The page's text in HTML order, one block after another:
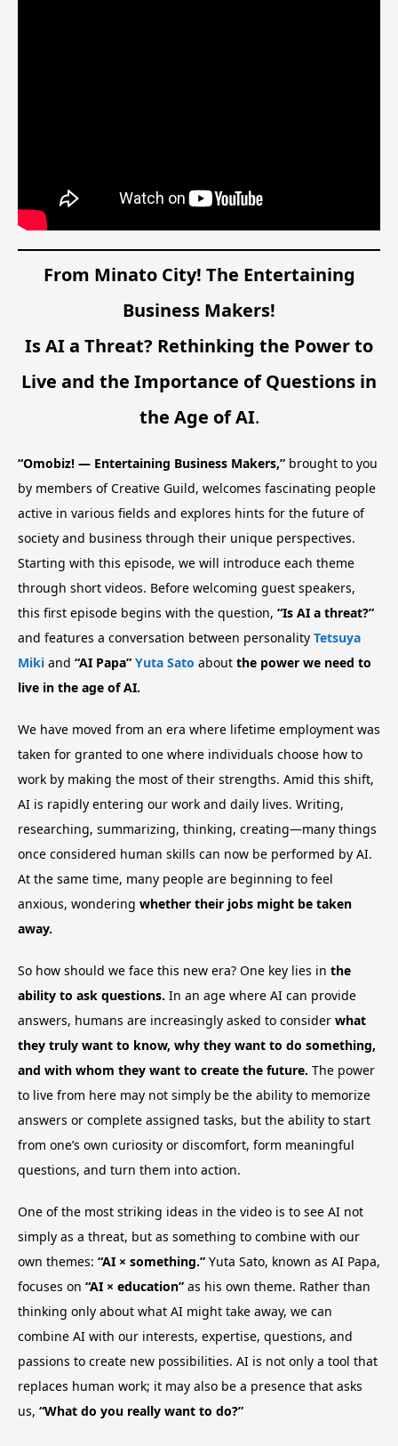
From Minato City! The Entertaining
Business Makers!
Is AI a Threat? Rethinking the Power to
Live and the Importance of Questions in
the Age of AI.
“Omobiz! — Entertaining Business Makers,” brought to you
by members of Creative Guild, welcomes fascinating people
active in various fields and explores hints for the future of
society and business through their unique perspectives.
Starting with this episode, we will introduce each theme
through short videos. Before welcoming guest speakers,
this first episode begins with the question, “Is AI a threat?”
and features a conversation between personality Tetsuya
Miki and “AI Papa” Yuta Sato about the power we need to
live in the age of AI.
We have moved from an era where lifetime employment was
taken for granted to one where individuals choose how to
work by making the most of their strengths. Amid this shift,
AI is rapidly entering our work and daily lives. Writing,
researching, summarizing, thinking, creating—many things
once considered human skills can now be performed by AI.
At the same time, many people are beginning to feel
anxious, wondering whether their jobs might be taken
away.
So how should we face this new era? One key lies in the
ability to ask questions. In an age where AI can provide
answers, humans are increasingly asked to consider what
they truly want to know, why they want to do something,
and with whom they want to create the future. The power
to live from here may not simply be the ability to memorize
answers or complete assigned tasks, but the ability to start
from one’s own curiosity or discomfort, form meaningful
questions, and turn them into action.
One of the most striking ideas in the video is to see AI not
simply as a threat, but as something to combine with our
own themes: “AI × something.” Yuta Sato, known as AI Papa,
focuses on “AI × education” as his own theme. Rather than
thinking only about what AI might take away, we can
combine AI with our interests, expertise, questions, and
passions to create new possibilities. AI is not only a tool that
replaces human work; it may also be a presence that asks
us, “What do you really want to do?”